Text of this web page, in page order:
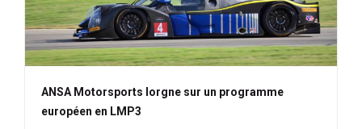
ANSA Motorsports lorgne sur un programme
européen en LMP3